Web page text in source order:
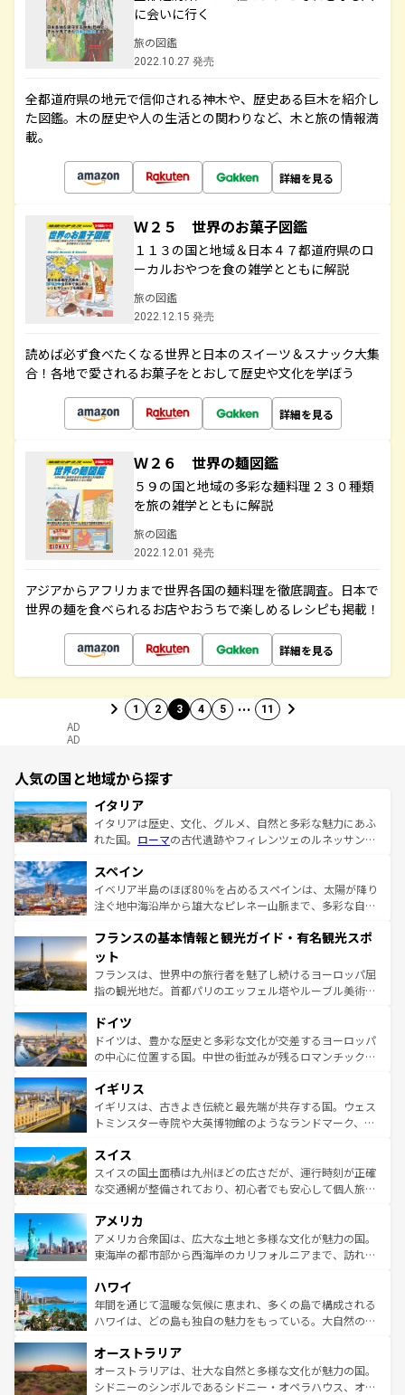
に会いに行く
旅の図鑑
2022.10.27 発売
全都道府県の地元で信仰される神木や、歴史ある巨木を紹介し
た図鑑。木の歴史や人の生活との関わりなど、木と旅の情報満
載。
詳細を見る
Ｗ２５ 世界のお菓子図鑑
１１３の国と地域＆日本４７都道府県のロ
ーカルおやつを食の雑学とともに解説
旅の図鑑
2022.12.15 発売
読めば必ず食べたくなる世界と日本のスイーツ＆スナック大集
合！各地で愛されるお菓子をとおして歴史や文化を学ぼう
詳細を見る
Ｗ２６ 世界の麺図鑑
５９の国と地域の多彩な麺料理２３０種類
を旅の雑学とともに解説
旅の図鑑
2022.12.01 発売
アジアからアフリカまで世界各国の麺料理を徹底調査。日本で
世界の麺を食べられるお店やおうちで楽しめるレシピも掲載！
詳細を見る
1 2 3 4 5 … 11
AD
AD
人気の国と地域から探す
イタリア
イタリアは歴史、文化、グルメ、自然と多彩な魅力にあふ
れた国。 ローマの古代遺跡やフィレンツェのルネッサンス
ろん、トスカーナの美しい田園風景やアマルフィ海岸の絶
景など、自然景観も見逃せない。観光の合間には、本場の
ピザやパスタなど、絶品のイタリア料理を堪能することも
ませてくれるイタリアで、忘れられない旅をしてみよう！
なお、新着のイタリア情報は
しい。
スペイン
イベリア半島のほぼ80％を占めるスペインは、太陽が降り
注ぐ地中海沿岸から雄大なピレネー山脈まで、多彩な自然
文化が根付くこの国では、情熱的なフラメンコ、熱気あふ
れる闘牛、そして美味しいタパスが生活の一部となってい
る。首都マドリードの洗練された雰囲気や、バルセロナの
アートに溢れた街角から、地方では古代ローマ遺跡や中世
せる。地方によって風土や気候が異なるスペインはその個
性で訪れる人を魅了する。 なお、新着のスペイン情報は コ
ンテンツ一覧を参照してほしい。
フランスの基本情報と観光ガイド・有名観光スポ
ット
フランスは、世界中の旅行者を魅了し続けるヨーロッパ屈
指の観光地だ。首都パリのエッフェル塔やルーブル美術館
で、幅広い魅力が詰まっている。華麗な宮殿、歴史的な大
聖堂、美しいビーチ、そして豊かな自然が、訪れる者を心
から魅了する。また、フランスは美食の国としても知ら
いる。シャンパンの発祥地であるランス、プロヴァンスの
香り高いラベンダー畑など、多彩な楽しみ方が可能だ。さ
らに、パリ以外の地域にも魅力が溢れており、どの街角に
れる地方に足を運ぶとそれぞれで全く異なる文化を体験で
きるだろう。 なお、新着のフランス情報はコンテンツ一覧
を参照してほしい。
ドイツ
ドイツは、豊かな歴史と多彩な文化が交差するヨーロッパ
の中心に位置する国。中世の街並みが残るロマンチック街
顔を持つこの国は、どこを歩いても飽きることがない。ベ
ルリンの文化的活気、バイエルン州のアルプスの絶景、そ
してライン川沿いのワイン畑といった風景は必見。ビール
は、お酒好きな人にはぜひ体験してほしい。 なお、新着の
ドイツ情報はコンテンツ一覧を参照してほしい。
イギリス
イギリスは、古きよき伝統と最先端が共存する国。ウェス
トミンスター寺院や大英博物館のようなランドマーク、歴
リアごとに異なる魅力がある。また、優雅なアフタヌーン
ティー、ビール好きにはたまらない英国パブ、サッカー観
戦など、本場だからこそできる体験も豊富。イギリスを旅
ンツ一覧を参照してほしい。
スイス
スイスの国土面積は九州ほどの広さだが、運行時刻が正確
な交通網が整備されており、初心者でも安心して個人旅行
の建物がそのまま残る町や、スイスならではのユニークな
博物館もあり、アルプス観光だけでなく町歩きも満喫する
ことができる。国民の所得が高いため物価も高いが、旅行
ば市内交通費無料で観光を楽しむこともできる。 なお、新
着のスイス情報はコンテンツ一覧 を参照してほしい。
アメリカ
アメリカ合衆国は、広大な土地と多様な文化が魅力の国。
東海岸の都市部から西海岸のカリフォルニアまで、訪れる
のような巨大都市は、観光、ショッピング、エンターテイ
ンメントが詰まった刺激的なスポットだ。一方、アメリカ
西部には大自然が広がり、グランドキャニオンやイエロー
部のニューオーリンズでは、音楽と美食が融合した独特の
文化が魅力。旅行者はアメリカの各地域で異なる魅力を楽
しみながら、その多様性と豊かな歴史を感じることができ
ハワイ
年間を通じて温暖な気候に恵まれ、多くの島で構成される
ハワイは、どの島も独自の魅力をもっている。大自然の神
ワイ島は見逃せない。また、定番の観光地といえばオアフ
島だが、静かな自然を求めるならマウイ島やカウアイ島が
おすすめ。エメラルドグリーンに輝く海をはじめ、豊かな
オーストラリア
オーストラリアは、壮大な自然と多様な文化が魅力の国。
シドニーのシンボルであるシドニー・オペラハウス、オー